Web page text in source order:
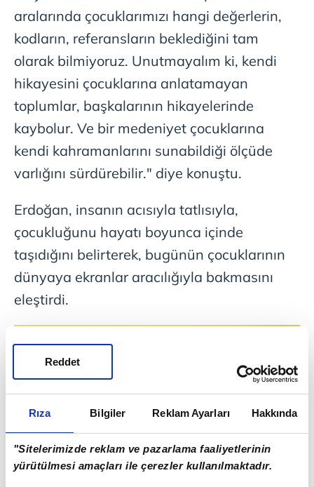
Rıza Bilgiler Reklam Ayarları Hakkında
"Sitelerimizde reklam ve pazarlama faaliyetlerinin
yürütülmesi amaçları ile çerezler kullanılmaktadır.
Reddet
aralarında çocuklarımızı hangi değerlerin,
kodların, referansların beklediğini tam
olarak bilmiyoruz. Unutmayalım ki, kendi
hikayesini çocuklarına anlatamayan
toplumlar, başkalarının hikayelerinde
kaybolur. Ve bir medeniyet çocuklarına
kendi kahramanlarını sunabildiği ölçüde
varlığını sürdürebilir." diye konuştu.
Erdoğan, insanın acısıyla tatlısıyla,
çocukluğunu hayatı boyunca içinde
taşıdığını belirterek, bugünün çocuklarının
dünyaya ekranlar aracılığıyla bakmasını
eleştirdi.